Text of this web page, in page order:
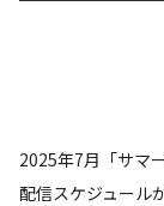
2025年7月「サマ
配信スケジュール